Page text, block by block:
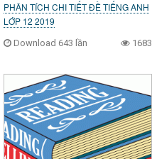
PHÂN TÍCH CHI TIẾT ĐỀ TIẾNG ANH
LỚP 12 2019
Download 643 lần 1683